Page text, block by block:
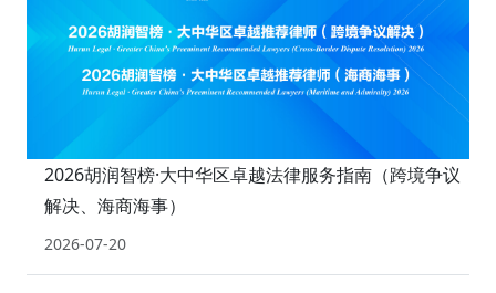
2026胡润智榜·大中华区卓越法律服务指南（跨境争议
解决、海商海事）
2026-07-20